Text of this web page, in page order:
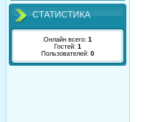
СТАТИСТИКА
Онлайн всего: 1
Гостей: 1
Пользователей: 0